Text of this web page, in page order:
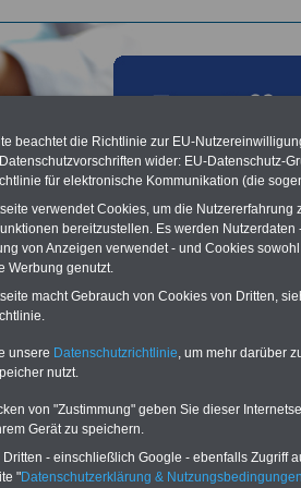
& Taschenbuch
Dienst
und sparen:
-
Vergleich Gesetzliche
-
beachtet die Richtlinie zur EU-
wider: EU-Datenschutz-
für elektronische Kommunikation (die
verwendet Cookies, um die
bereitzustellen. Es werden
von Anzeigen verwendet - und Cookies
Werbung genutzt.
macht Gebrauch von Cookies von Dritten,
unsere Datenschutzrichtlinie , um mehr darüber
nutzt.
von "Zustimmung" geben Sie dieser
Gerät zu speichern.
- einschließlich Google - ebenfalls Zugriff
"Datenschutzerklärung & Nutzungsbedingungen